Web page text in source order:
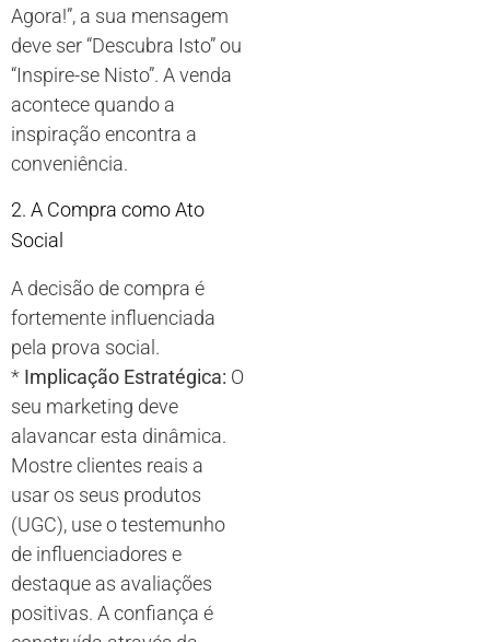
Agora!”, a sua mensagem
deve ser “Descubra Isto” ou
“Inspire-se Nisto”. A venda
acontece quando a
inspiração encontra a
conveniência.
2. A Compra como Ato
Social
A decisão de compra é
fortemente influenciada
pela prova social.
* Implicação Estratégica: O
seu marketing deve
alavancar esta dinâmica.
Mostre clientes reais a
usar os seus produtos
(UGC), use o testemunho
de influenciadores e
destaque as avaliações
positivas. A confiança é